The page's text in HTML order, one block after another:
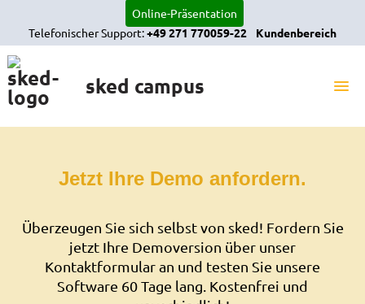
Online-Präsentation
Telefonischer Support:+49 271 770059-22 Kundenbereich
sked campus
SOFTWARE
SERVICE UND SUPPORT
UNTERNEHMEN
Jetzt Ihre Demo anfordern.
Überzeugen Sie sich selbst von sked! Fordern Sie
jetzt Ihre Demoversion über unser
Kontaktformular an und testen Sie unsere
Software 60 Tage lang. Kostenfrei und